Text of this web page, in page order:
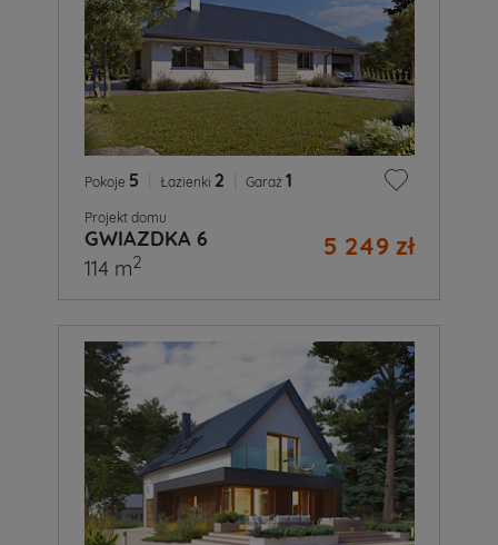
Pokoje 5 Łazienki 2 Garaż 1
Projekt domu
GWIAZDKA 6 5 249 zł
114 m2